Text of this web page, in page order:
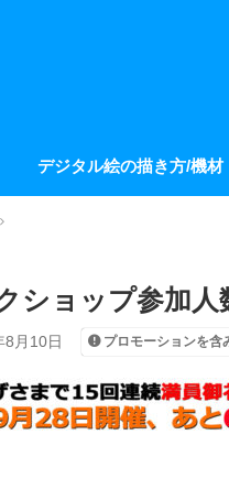
デジタル絵の描き方/機材
ショップ参加人
8月10日 プロモーションを含